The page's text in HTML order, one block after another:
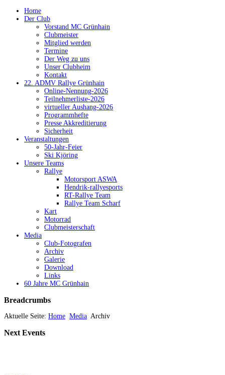
Home
Der Club
Vorstand MC Grünhain
Clubmeister
Mitglied werden
Termine
Der Weg zu uns
Unser Clubheim
Kontakt
22. ADMV Rallye Grünhain
Online-Nennung-2026
Teilnehmerliste-2026
virtueller Aushang-2026
Programmhefte
Presse Akkreditierung
Sicherheit
Veranstaltungen
50-Jahr-Feier
Ski Kjöring
Unsere Teams
Rallye
Motorsport ASWA
Hendrik-rallyesports
RT-Rallye Team
Rallye Team Scharf
Kart
Motorrad
Clubmeisterschaft
Media
Club-Fotografen
Archiv
Galerie
Download
Links
60 Jahre MC Grünhain
Breadcrumbs
Aktuelle Seite: Home Media Archiv
Next Events